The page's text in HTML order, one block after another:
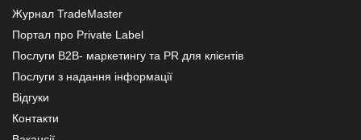
Журнал TradeMaster
Портал про Private Label
Послуги В2В- маркетингу та PR для клієнтів
Послуги з надання інформації
Відгуки
Контакти